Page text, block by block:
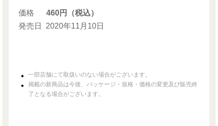
価格
460円（税込）
発売日
2020年11月10日
一部店舗にて取扱いのない場合がございます。
掲載の新商品は今後、パッケージ・規格・価格の変更及び販売終
了となる場合がございます。